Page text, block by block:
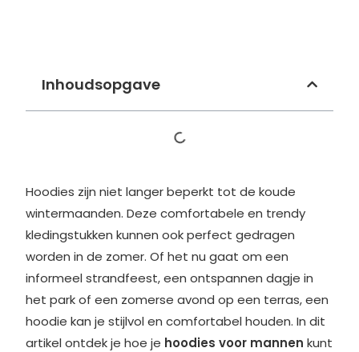
Inhoudsopgave
Hoodies zijn niet langer beperkt tot de koude
wintermaanden. Deze comfortabele en trendy
kledingstukken kunnen ook perfect gedragen
worden in de zomer. Of het nu gaat om een
informeel strandfeest, een ontspannen dagje in
het park of een zomerse avond op een terras, een
hoodie kan je stijlvol en comfortabel houden. In dit
artikel ontdek je hoe je hoodies voor mannen kunt